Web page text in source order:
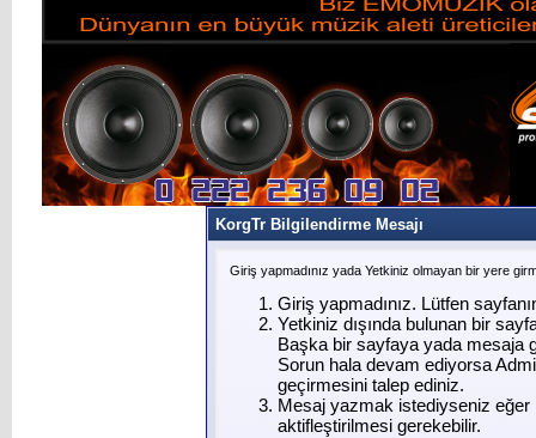
KorgTr Bilgilendirme Mesajı
Giriş yapmadınız yada Yetkiniz olmayan bir yere
Giriş yapmadınız. Lütfen
Yetkiniz dışında bulunan bir
Başka bir sayfaya yada mesaja
Sorun hala devam ediyorsa
geçirmesini talep ediniz.
Mesaj yazmak istediyseniz eğer
aktifleştirilmesi gerekebilir.